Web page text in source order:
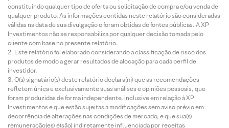
constituindo qualquer tipo de oferta ou solicitação de compra e/ou venda de
qualquer produto. As informações contidas neste relatório são consideradas
válidas na data de sua divulgação e foram obtidas de fontes públicas. A XP
Investimentos não se responsabiliza por qualquer decisão tomada pelo
cliente com base no presente relatório.
Este relatório foi elaborado considerando a classificação de risco dos
produtos de modo a gerar resultados de alocação para cada perfil de
investidor.
O(s) signatário(s) deste relatório declara(m) que as recomendações
refletem única e exclusivamente suas análises e opiniões pessoais, que
foram produzidas de forma independente, inclusive em relação à XP
Investimentos e que estão sujeitas a modificações sem aviso prévio em
decorrência de alterações nas condições de mercado, e que sua(s)
remuneração(es) é(são) indiretamente influenciada por receitas